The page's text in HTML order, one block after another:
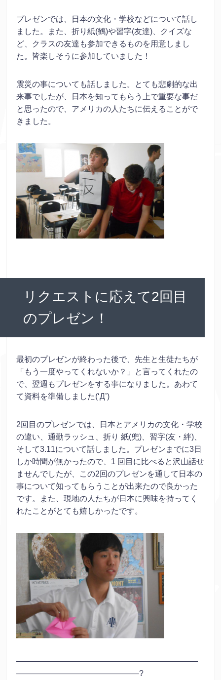
プレゼンでは、日本の文化・学校などについて話し
ました。また、折り紙(鶴)や習字(友達)、クイズな
ど、クラスの友達も参加できるものを用意しまし
た。皆楽しそうに参加していました！
震災の事についても話しました。とても悲劇的な出
来事でしたが、日本を知ってもらう上で重要な事だ
と思ったので、アメリカの人たちに伝えることがで
きました。
リクエストに応えて2回目
のプレゼン！
最初のプレゼンが終わった後で、先生と生徒たちが
「もう一度やってくれないか？」と言ってくれたの
で、翌週もプレゼンをする事になりました。あわて
て資料を準備しました(‘Д’)
2回目のプレゼンでは、日本とアメリカの文化・学校
の違い、通勤ラッシュ、折り 紙(兜)、習字(友・絆)、
そして3.11について話しました。プレゼンまでに3日
しか時間が無かったので、1 回目に比べると沢山話せ
ませんでしたが、この2回のプレゼンを通して日本の
事について知ってもらうことが出来たので良かった
です。また、現地の人たちが日本に興味を持ってく
れたことがとても嬉しかったです。
———————————————————————
———————————————–?